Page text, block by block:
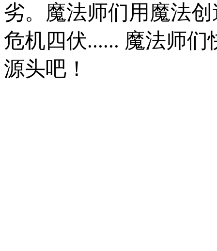
劣。魔法师们用魔法
危机四伏...... 魔法师
源头吧！